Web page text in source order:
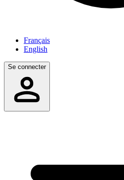
Français
English
Se connecter